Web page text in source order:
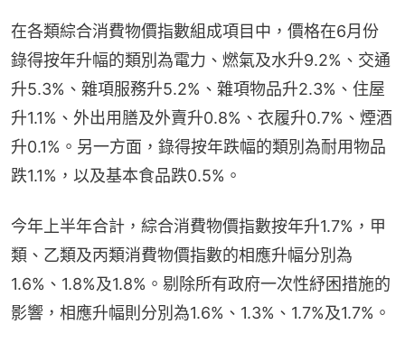
在各類綜合消費物價指數組成項目中，價格在6月份
錄得按年升幅的類別為電力、燃氣及水升9.2%、交通
升5.3%、雜項服務升5.2%、雜項物品升2.3%、住屋
升1.1%、外出用膳及外賣升0.8%、衣履升0.7%、煙酒
升0.1%。另一方面，錄得按年跌幅的類別為耐用物品
跌1.1%，以及基本食品跌0.5%。
今年上半年合計，綜合消費物價指數按年升1.7%，甲
類、乙類及丙類消費物價指數的相應升幅分別為
1.6%、1.8%及1.8%。剔除所有政府一次性紓困措施的
影響，相應升幅則分別為1.6%、1.3%、1.7%及1.7%。